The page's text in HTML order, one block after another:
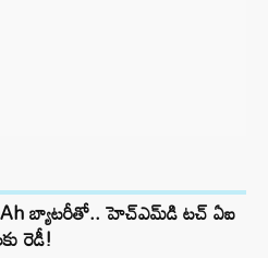
బ్యాటరీతో.. హెచ్‌ఎమ్‌డి టచ్ ఏఐ
రెడీ!